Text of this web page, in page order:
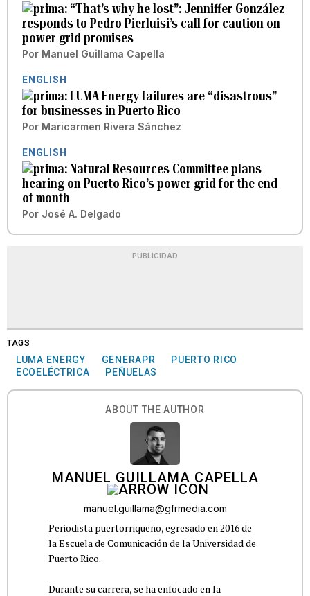
“That’s why he lost”: Jenniffer González
responds to Pedro Pierluisi’s call for caution on
power grid promises
Por Manuel Guillama Capella
ENGLISH
LUMA Energy failures are “disastrous”
for businesses in Puerto Rico
Por Maricarmen Rivera Sánchez
ENGLISH
Natural Resources Committee plans
hearing on Puerto Rico’s power grid for the end
of month
Por José A. Delgado
PUBLICIDAD
TAGS
LUMA ENERGY GENERAPR
PUERTO RICO
ECOELÉCTRICA
PEÑUELAS
ABOUT THE AUTHOR
MANUEL GUILLAMA CAPELLA
manuel.guillama@gfrmedia.com
Periodista puertorriqueño, egresado en 2016 de
la Escuela de Comunicación de la Universidad de
Puerto Rico.
Durante su carrera, se ha enfocado en la